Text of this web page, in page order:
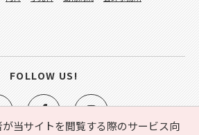
当サイトを閲覧する際のサービス向
FOLLOW US!